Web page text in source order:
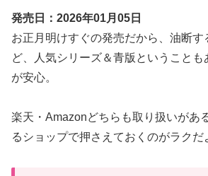
発売日：2026年01月05日
お正月明けすぐの発売だから、油断す
ど、人気シリーズ＆青版ということ
が安心。
楽天・Amazonどちらも取り扱いがあ
るショップで押さえておくのがラクだ